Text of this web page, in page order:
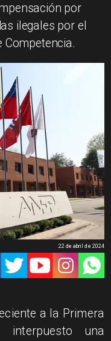
por
ilegales por el
Competencia.
22 de abril de 2024
a la Primera
una